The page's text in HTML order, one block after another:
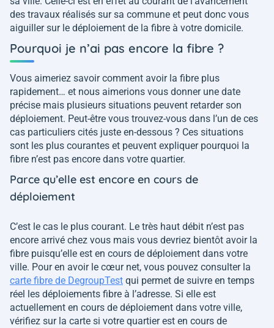
des travaux réalisés sur sa commune et peut donc vous
aiguiller sur le déploiement de la fibre à votre domicile.
Pourquoi je n’ai pas encore la fibre ?
Vous aimeriez savoir comment avoir la fibre plus
rapidement… et nous aimerions vous donner une date
précise mais plusieurs situations peuvent retarder son
déploiement. Peut-être vous trouvez-vous dans l’un de ces
cas particuliers cités juste en-dessous ? Ces situations
sont les plus courantes et peuvent expliquer pourquoi la
fibre n’est pas encore dans votre quartier.
Parce qu’elle est encore en cours de
déploiement
C’est le cas le plus courant. Le très haut débit n’est pas
encore arrivé chez vous mais vous devriez bientôt avoir la
fibre puisqu’elle est en cours de déploiement dans votre
ville. Pour en avoir le cœur net, vous pouvez consulter la
carte fibre de DegroupTest qui permet de suivre en temps
réel les déploiements fibre à l’adresse. Si elle est
actuellement en cours de déploiement dans votre ville,
vérifiez sur la carte si votre quartier est en cours de